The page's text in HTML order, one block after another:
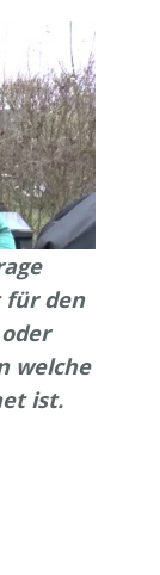
für den
welche
ist.